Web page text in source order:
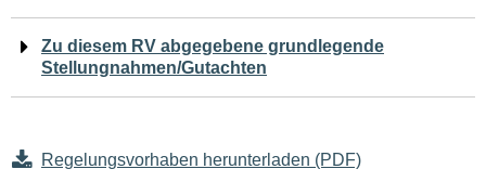
Zu diesem RV abgegebene grundlegende
Stellungnahmen/Gutachten
Regelungsvorhaben herunterladen (PDF)